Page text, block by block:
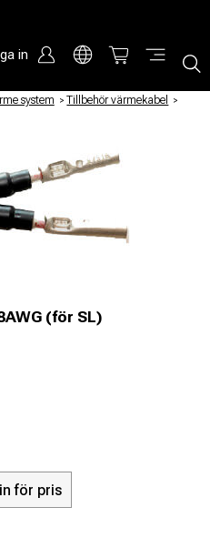
in
system / Tillbehör värmekabel
/
(för SL)
för pris